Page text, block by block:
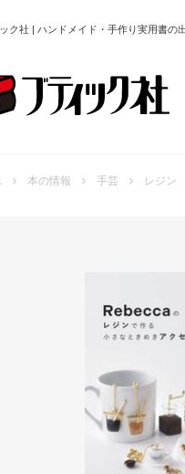
ク社 | ハンドメイド・手作り実用書の
本の情報 手芸 レジン